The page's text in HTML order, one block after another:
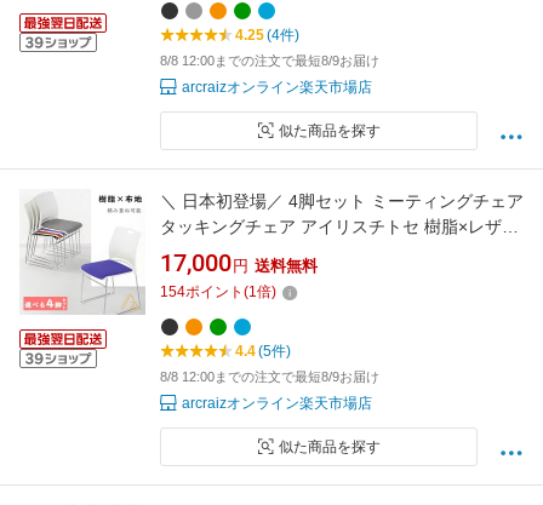
4.25(4件)
8/8 12:00までの注文で最短8/9お届け
arcraizオンライン楽天市場店
似た商品を探す
＼ 日本初登場／ 4脚セット ミーティングチェア
タッキングチェア アイリスチトセ 樹脂×レザー
ライタス 会議用椅子 会議椅子 会議用チェア 会
議チェア 会議室 椅子 チェア 収納 ループ脚 会
議チェア グループチェア フィス家具 インテリ
ア
17,000 円 送料無料
154ポイント (1倍)
4.4(5件)
8/8 12:00までの注文で最短8/9お届け
arcraizオンライン楽天市場店
似た商品を探す